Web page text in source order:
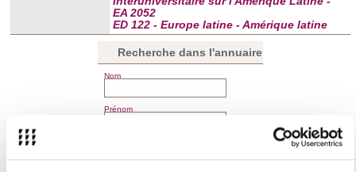
EA 2052
ED 122 - Europe latine - Amérique latine
Recherche dans l'annuaire
Nom
Prénom